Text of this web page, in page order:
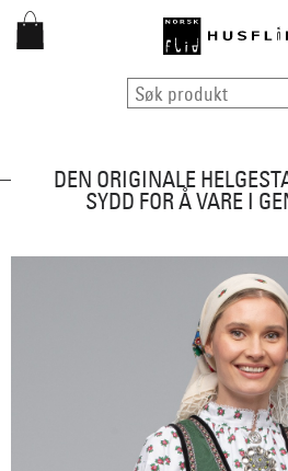
DEN ORIGINALE
SYDD FOR Å VARE I